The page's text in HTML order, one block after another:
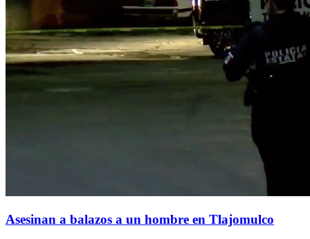
Asesinan a balazos a un hombre en Tlajomulco